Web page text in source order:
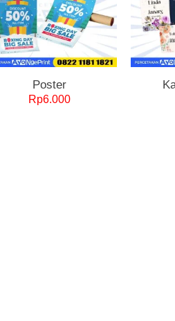
Poster
Rp6.000